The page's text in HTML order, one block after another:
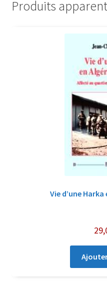
Produits
Vie d’une